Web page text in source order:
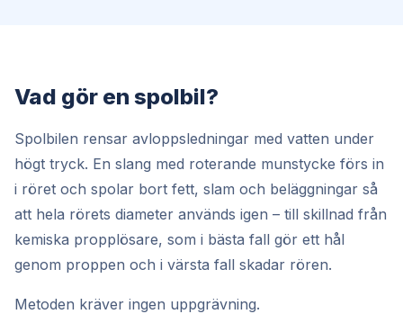
Vad gör en spolbil?
Spolbilen rensar avloppsledningar med vatten under
högt tryck. En slang med roterande munstycke förs in
i röret och spolar bort fett, slam och beläggningar så
att hela rörets diameter används igen – till skillnad från
kemiska propplösare, som i bästa fall gör ett hål
genom proppen och i värsta fall skadar rören.
Metoden kräver ingen uppgrävning.